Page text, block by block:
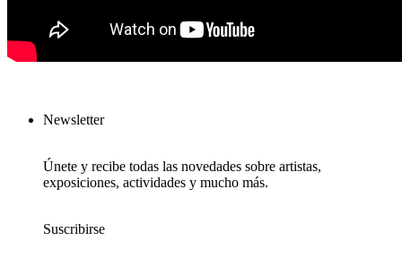
Newsletter
Únete y recibe todas las novedades sobre artistas,
exposiciones, actividades y mucho más.
Suscribirse